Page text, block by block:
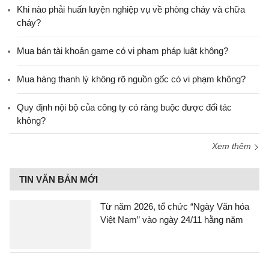
Khi nào phải huấn luyện nghiệp vụ về phòng cháy và chữa
cháy?
Mua bán tài khoản game có vi phạm pháp luật không?
Mua hàng thanh lý không rõ nguồn gốc có vi phạm không?
Quy định nội bộ của công ty có ràng buộc được đối tác
không?
Xem thêm
TIN VĂN BẢN MỚI
Từ năm 2026, tổ chức “Ngày Văn hóa
Việt Nam” vào ngày 24/11 hằng năm